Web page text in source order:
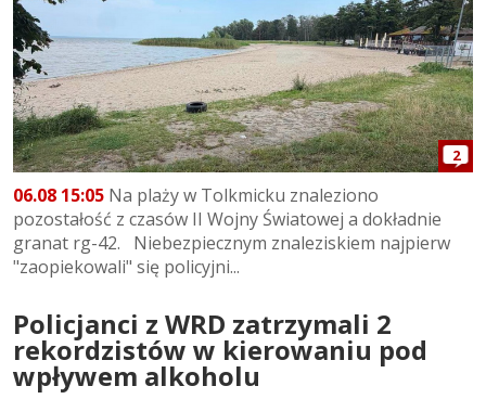
2
06.08 15:05 Na plaży w Tolkmicku znaleziono
pozostałość z czasów II Wojny Światowej a dokładnie
granat rg-42. Niebezpiecznym znaleziskiem najpierw
"zaopiekowali" się policyjni...
Policjanci z WRD zatrzymali 2
rekordzistów w kierowaniu pod
wpływem alkoholu